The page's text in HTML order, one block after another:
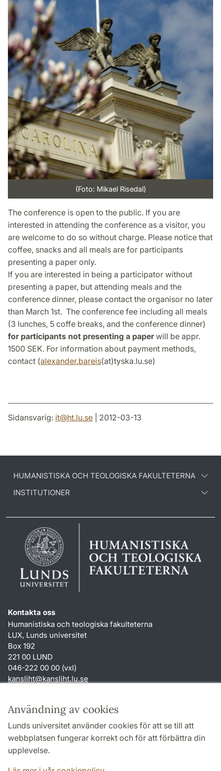
Användning av cookies
Lunds universitet använder cookies för att se till att
webbplatsen fungerar korrekt och för att förbättra din
upplevelse.
(Foto: Mikael Risedal)
The conference is open to the public. If you are
interested in attending the conference as a visitor, you
are welcome to do so without charge. Please notice that
coffee, snacks and all meals are for participants
presenting a paper only.
If you are interested in being a participator without
presenting a paper, but attending meals and the
conference dinner, please contact the organisor no later
than March 1st. The conference fee including all meals
(3 lunches, 5 coffe breaks, and the conference dinner)
for participants not presenting a paperwill be appr.
1500 SEK. For information about payment methods,
contact (alexander.bareis(at)tyska.lu.se)
Sidansvarig: it@ht.lu.se | 2012-03-13
HUMANISTISKA OCH TEOLOGISKA FAKULTETERNA
INSTITUTIONER
Kontakta oss
Humanistiska och teologiska fakulteterna
LUX, Lunds universitet
Box 192
221 00 LUND
046-222 00 00 (vxl)
kansliht@kansliht.lu.se
Genvägar
Om webbplatsen och cookies
Behandling av personuppgifter
Tillgänglighetsredogörelse